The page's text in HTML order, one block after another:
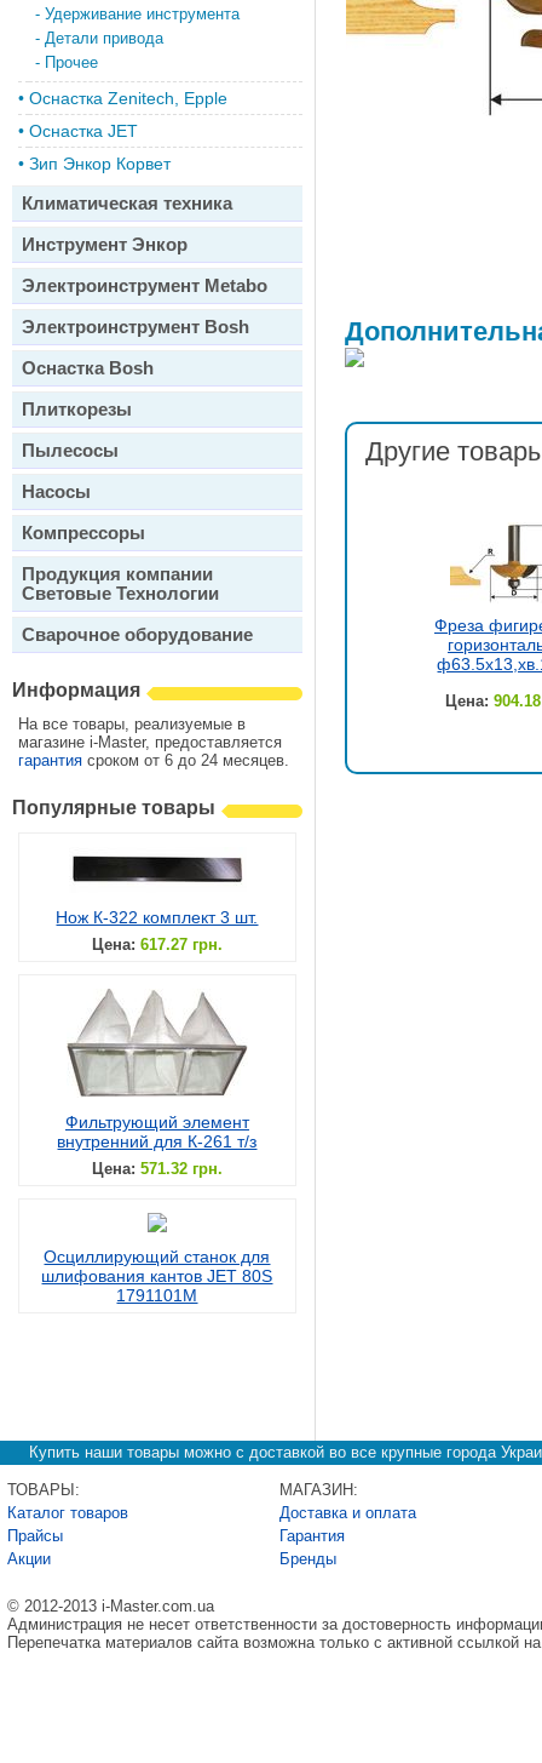
- Удерживание инструмента
- Детали привода
- Прочее
• Оснастка Zenitech, Epple
• Оснастка JET
• Зип Энкор Корвет
Климатическая техника
Инструмент Энкор
Электроинструмент Metabo
Электроинструмент Bosh
Оснастка Bosh
Плиткорезы
Пылесосы
Насосы
Компрессоры
Продукция компании
Световые Технологии
Сварочное оборудование
Информация
На все товары, реализуемые в
магазине i-Master, предоставляется
гарантия сроком от 6 до 24 месяцев.
Популярные товары
Нож К-322 комплект 3 шт.
Цена: 617.27 грн.
Фильтрующий элемент
внутренний для К-261 т/з
Цена: 571.32 грн.
Осциллирующий станок для
шлифования кантов JET 80S
1791101M
Другие
Фреза
Цена:
Купить наши товары можно с доставкой во все крупные города
ТОВАРЫ:
Каталог товаров
Прайсы
Акции
МАГАЗИН:
Доставка и оплата
Гарантия
Бренды
© 2012-2013 i-Master.com.ua
Администрация не несет ответственности за достоверность
Перепечатка материалов сайта возможна только с активной ссылкой